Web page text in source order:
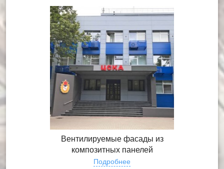
Вентилируемые фасады из
композитных панелей
Подробнее